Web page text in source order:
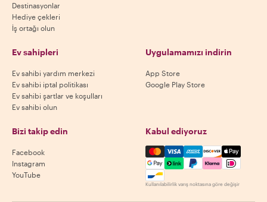
Destinasyonlar
Hediye çekleri
İş ortağı olun
Ev sahipleri
Ev sahibi yardım merkezi
Ev sahibi iptal politikası
Ev sahibi şartlar ve koşulları
Ev sahibi olun
Uygulamamızı indirin
App Store
Google Play Store
Bizi takip edin
Facebook
Instagram
YouTube
Kabul ediyoruz
Mastercard, Visa, Amex,
Kullanılabilirlik varış noktasına göre değişir